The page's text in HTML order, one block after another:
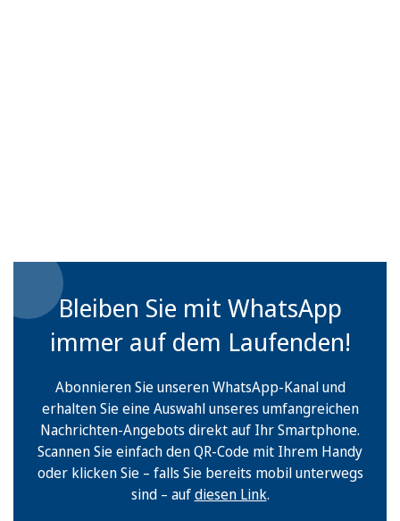
Bleiben Sie mit WhatsApp
immer auf dem Laufenden!
Abonnieren Sie unseren WhatsApp-Kanal und
erhalten Sie eine Auswahl unseres umfangreichen
Nachrichten-Angebots direkt auf Ihr Smartphone.
Scannen Sie einfach den QR-Code mit Ihrem Handy
oder klicken Sie – falls Sie bereits mobil unterwegs
sind – aufdiesen Link.